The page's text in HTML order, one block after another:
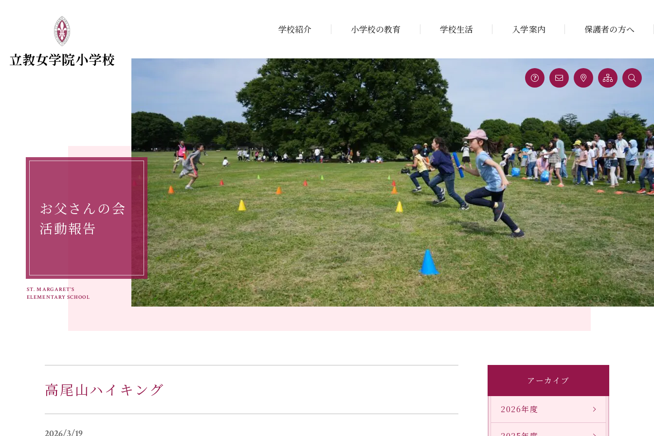
学校紹介 小学校の教育 学校生活 入学案内 保護者の方へ
お父さんの会
活動報告
ST. MARGARET'S
ELEMENTARY SCHOOL
高尾山ハイキング アーカイブ
2026年度